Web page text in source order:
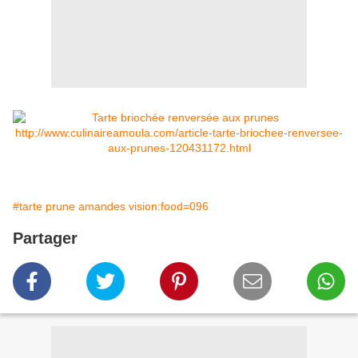
#tarte prune amandes vision:food=096
Partager